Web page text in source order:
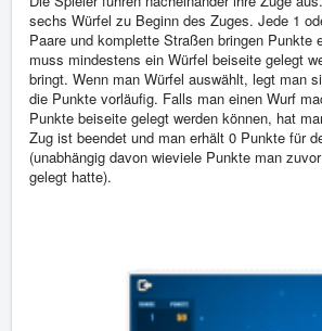
sechs Würfel zu Beginn des Zuges. Jede 1
Paare und komplette Straßen bringen Punkte
muss mindestens ein Würfel beiseite gelegt
bringt. Wenn man Würfel auswählt, legt man
die Punkte vorläufig. Falls man einen Wurf
Punkte beiseite gelegt werden können, hat
Zug ist beendet und man erhält 0 Punkte für
(unabhängig davon wieviele Punkte man
gelegt hatte).